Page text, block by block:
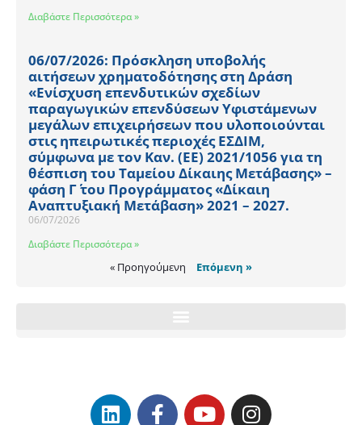
Διαβάστε Περισσότερα »
06/07/2026: Πρόσκληση υποβολής
αιτήσεων χρηματοδότησης στη Δράση
«Ενίσχυση επενδυτικών σχεδίων
παραγωγικών επενδύσεων Υφιστάμενων
μεγάλων επιχειρήσεων που υλοποιούνται
στις ηπειρωτικές περιοχές ΕΣΔΙΜ,
σύμφωνα με τον Καν. (ΕΕ) 2021/1056 για τη
θέσπιση του Ταμείου Δίκαιης Μετάβασης» –
φάση Γ΄ του Προγράμματος «Δίκαιη
Αναπτυξιακή Μετάβαση» 2021 – 2027.
06/07/2026
Διαβάστε Περισσότερα »
« Προηγούμενη Επόμενη »